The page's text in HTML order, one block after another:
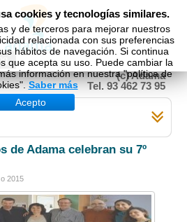
(c) Adama
Tel. 93 462 73 95
cookies y tecnologías similares.
y de terceros para mejorar nuestros
relacionada con sus preferencias
hábitos de navegación. Si continua
que acepta su uso. Puede cambiar la
información en nuestra "política de
Saber más
Acepto
de Adama celebran su 7º
2015